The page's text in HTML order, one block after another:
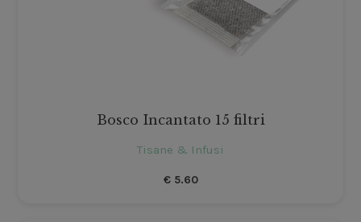
Bosco Incantato 15 filtri
Tisane & Infusi
€5.60